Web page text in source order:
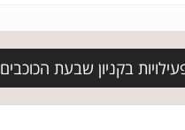
בקניון שבעת הכוכבים